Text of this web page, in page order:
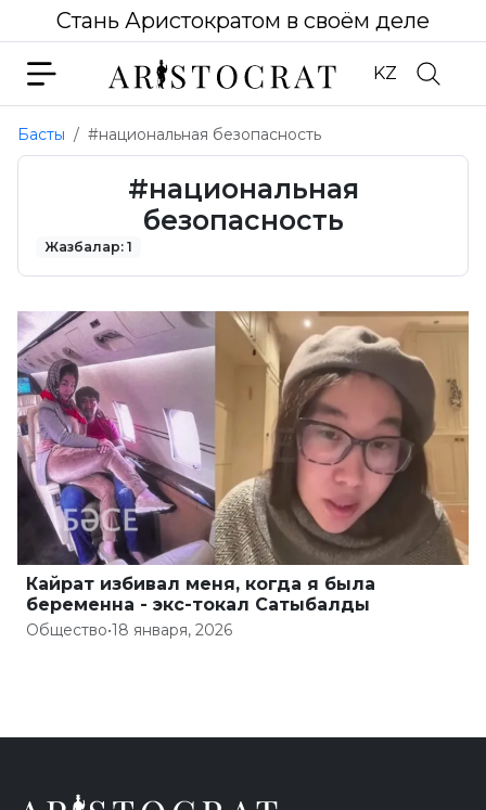
Стань Аристократом в своём деле
KZ
Басты #национальная безопасность
#национальная
безопасность
Жазбалар: 1
Кайрат избивал меня, когда я была
беременна - экс-токал Сатыбалды
Общество•18 января, 2026